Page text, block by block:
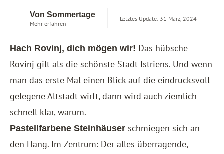
Von Sommertage
Mehr erfahren
Letztes Update: 31 März, 2024
Hach Rovinj, dich mögen wir! Das hübsche
Rovinj gilt als die schönste Stadt Istriens. Und wenn
man das erste Mal einen Blick auf die eindrucksvoll
gelegene Altstadt wirft, dann wird auch ziemlich
schnell klar, warum.
Pastellfarbene Steinhäuser schmiegen sich an
den Hang. Im Zentrum: Der alles überragende,